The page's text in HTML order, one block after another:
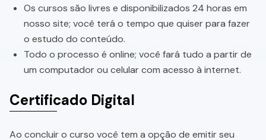
Os cursos são livres e disponibilizados 24 horas em
nosso site; você terá o tempo que quiser para fazer
o estudo do conteúdo.
Todo o processo é online; você fará tudo a partir de
um computador ou celular com acesso à internet.
Certificado Digital
Ao concluir o curso você tem a opção de emitir seu